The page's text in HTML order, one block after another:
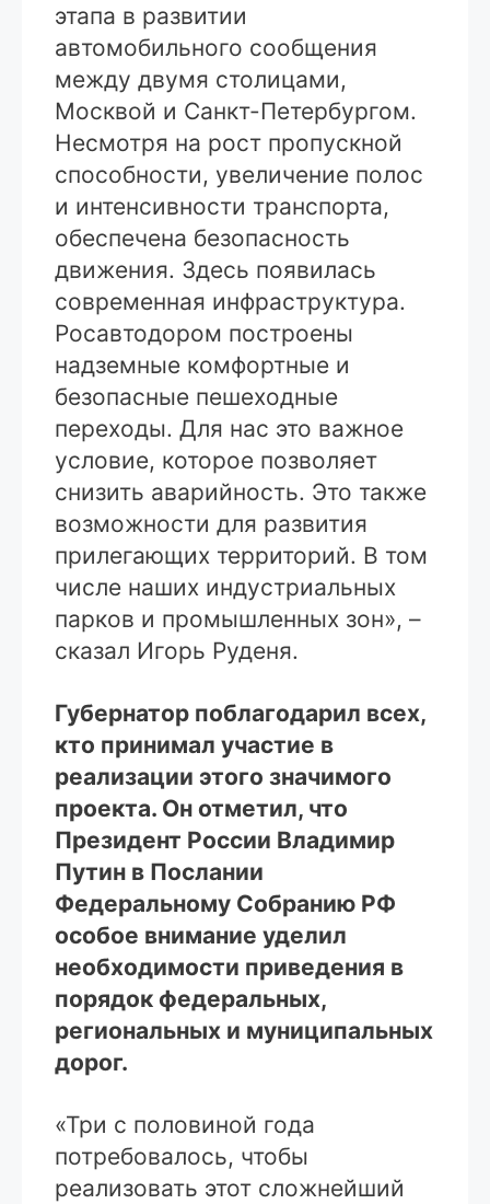
этапа в развитии
автомобильного сообщения
между двумя столицами,
Москвой и Санкт-Петербургом.
Несмотря на рост пропускной
способности, увеличение полос
и интенсивности транспорта,
обеспечена безопасность
движения. Здесь появилась
современная инфраструктура.
Росавтодором построены
надземные комфортные и
безопасные пешеходные
переходы. Для нас это важное
условие, которое позволяет
снизить аварийность. Это также
возможности для развития
прилегающих территорий. В том
числе наших индустриальных
парков и промышленных зон», –
сказал Игорь Руденя.
Губернатор поблагодарил всех,
кто принимал участие в
реализации этого значимого
проекта. Он отметил, что
Президент России Владимир
Путин в Послании
Федеральному Собранию РФ
особое внимание уделил
необходимости приведения в
порядок федеральных,
региональных и муниципальных
дорог.
«Три с половиной года
потребовалось, чтобы
реализовать этот сложнейший